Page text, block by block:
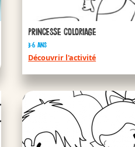
Country
country
Princesse coloriage
3-6 ans
Découvrir l'activité